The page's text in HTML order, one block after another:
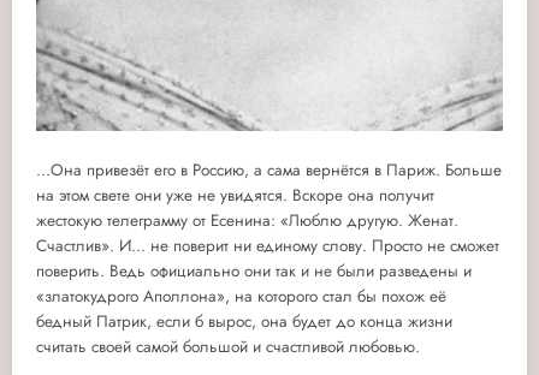
...Она привезёт его в Россию, а сама вернётся в Париж. Больше
на этом свете они уже не увидятся. Вскоре она получит
жестокую телеграмму от Есенина: «Люблю другую. Женат.
Счастлив». И... не поверит ни единому слову. Просто не сможет
поверить. Ведь официально они так и не были разведены и
«златокудрого Аполлона», на которого стал бы похож её
бедный Патрик, если б вырос, она будет до конца жизни
считать своей самой большой и счастливой любовью.